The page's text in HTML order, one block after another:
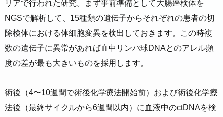
リアで行われた研究。まず事前準備として大腸癌検体を
NGSで解析して、15種類の遺伝子からそれぞれの患者の切
除検体における体細胞変異を検出しておきます。この時複
数の遺伝子に異常があれば血中リンパ球DNAとのアレル頻
度の差が最も大きいものを採用します。
術後（4〜10週間で術後化学療法開始前）および術後化学療
法後（最終サイクルから6週間以内）に血液中のctDNAを検